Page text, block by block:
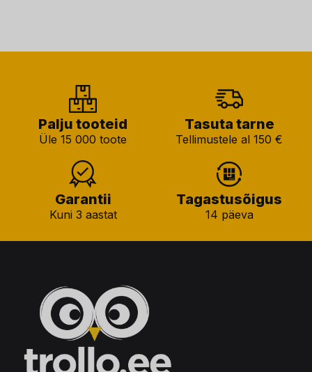
Palju tooteid
Üle 15 000 toote
Tasuta tarne
Tellimustele al 150 €
Garantii
Kuni 3 aastat
Tagastusõigus
14 päeva